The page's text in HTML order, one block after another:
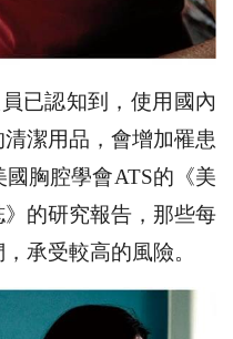
已認知到，使用國內
潔用品，會增加罹患
胸腔學會ATS的《美
的研究報告，那些每
承受較高的風險。